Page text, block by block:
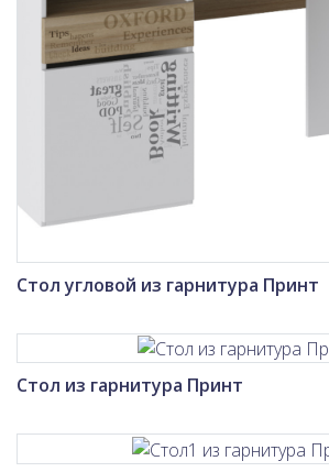
Стол угловой из гарнитура Принт
Стол из гарнитура Принт